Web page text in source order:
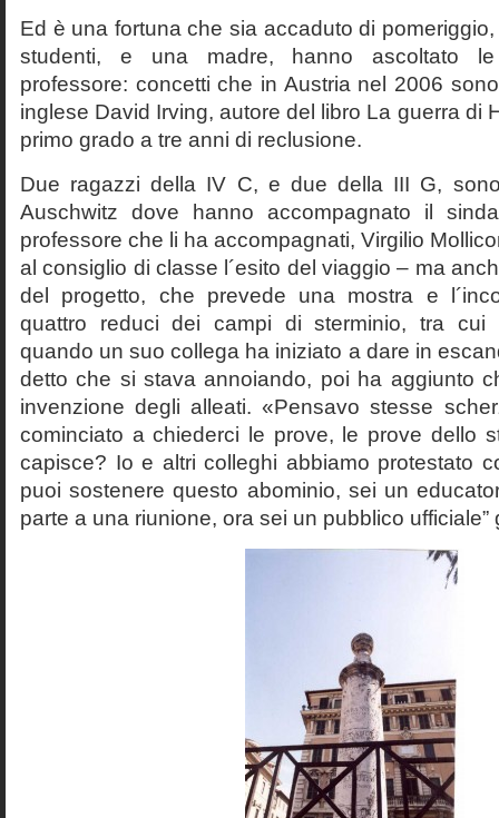
Ed è una fortuna che sia accaduto di
studenti, e una madre, hanno ascoltato le
professore: concetti che in Austria nel 2006
inglese David Irving, autore del libro La guerra di
primo grado a tre anni di reclusione.
Due ragazzi della IV C, e due della III G,
Auschwitz dove hanno accompagnato il
professore che li ha accompagnati, Virgilio
al consiglio di classe l´esito del viaggio – ma
del progetto, che prevede una mostra e
quattro reduci dei campi di sterminio, tra cui
quando un suo collega ha iniziato a dare in
detto che si stava annoiando, poi ha aggiunto
invenzione degli alleati. «Pensavo stesse
cominciato a chiederci le prove, le prove dello
capisce? Io e altri colleghi abbiamo protestato
puoi sostenere questo abominio, sei un
parte a una riunione, ora sei un pubblico ufficiale”